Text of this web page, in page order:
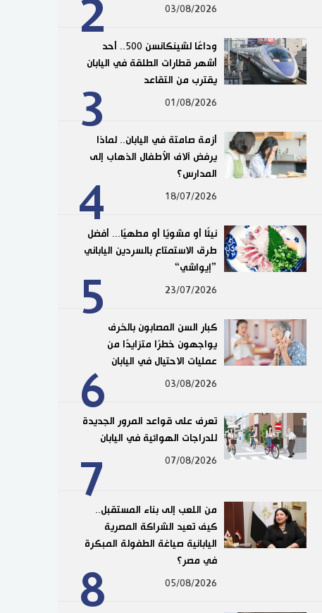
2
03/08/2026
3
وداعًا لشينكانسن 500.. أحد
أشهر قطارات الطلقة في اليابان
يقترب من التقاعد
01/08/2026
4
أزمة صامتة في اليابان.. لماذا
يرفض آلاف الأطفال الذهاب إلى
المدارس؟
18/07/2026
5
نيئًا أو مشويًا أو مطهيًا... أفضل
طرق الاستمتاع بالسردين الياباني
”إيواشي“
23/07/2026
6
كبار السن المصابون بالخرف
يواجهون خطرًا متزايدًا من
عمليات الاحتيال في اليابان
03/08/2026
7
تعرف على قواعد المرور الجديدة
للدراجات الهوائية في اليابان
07/08/2026
8
من اللعب إلى بناء المستقبل..
كيف تعيد الشراكة المصرية
اليابانية صياغة الطفولة المبكرة
في مصر؟
05/08/2026